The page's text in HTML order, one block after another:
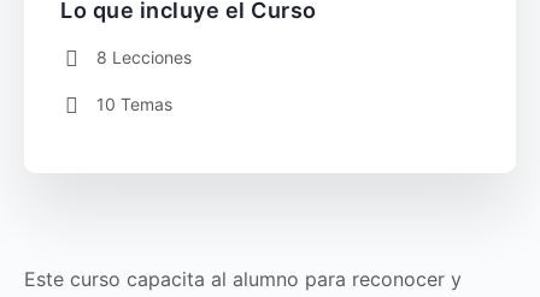
Este curso capacita al alumno para reconocer y
Lo que incluye el Curso
8 Lecciones
10 Temas